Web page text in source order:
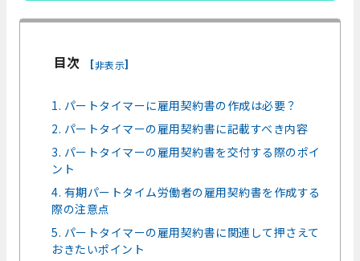
目次 [非表示]
1. パートタイマーに雇用契約書の作成は必要？
2. パートタイマーの雇用契約書に記載すべき内容
3. パートタイマーの雇用契約書を交付する際のポイ
ント
4. 有期パートタイム労働者の雇用契約書を作成する
際の注意点
5. パートタイマーの雇用契約書に関連して押さえて
おきたいポイント